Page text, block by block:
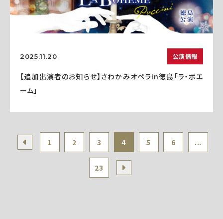
2025.11.20 公演情報
【追加出演者のお知らせ】さわかみオペラin徳島「ラ・ボエ
ーム」
1 2 3 4 5 6 ...
23